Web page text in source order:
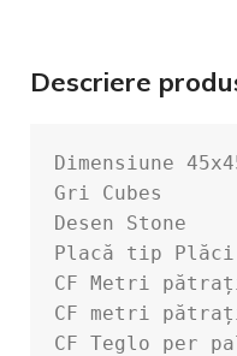
Descriere
Dimensiune
Gri Cubes
Desen Stone
Placă tip
CF Metri
CF metri
CF Teglo per